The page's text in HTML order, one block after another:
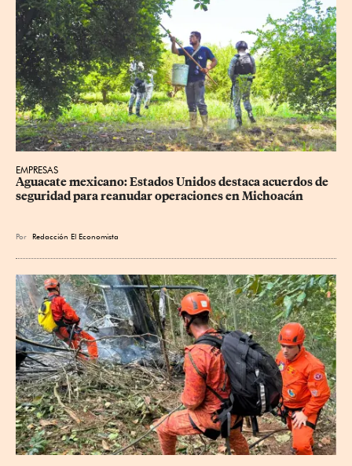
EMPRESAS
Aguacate mexicano: Estados Unidos destaca acuerdos de
seguridad para reanudar operaciones en Michoacán
Por Redacción El Economista